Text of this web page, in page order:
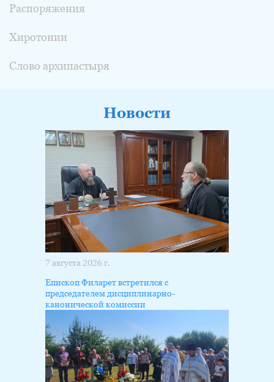
Распоряжения
Хиротонии
Слово архипастыря
Новости
7 августа 2026 г.
Епископ Филарет встретился с
председателем дисциплинарно-
канонической комиссии